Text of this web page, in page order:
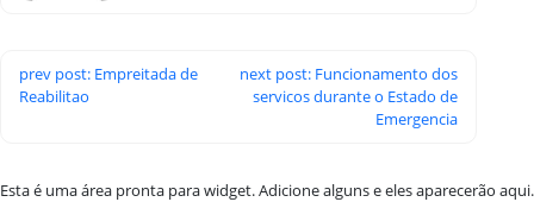
prev post: Empreitada de
Reabilitao
next post: Funcionamento dos
servicos durante o Estado de
Emergencia
Esta é uma área pronta para widget. Adicione alguns e eles aparecerão aqui.